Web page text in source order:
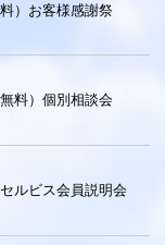
）お客様感謝祭
料）個別相談会
ルビス会員説明会